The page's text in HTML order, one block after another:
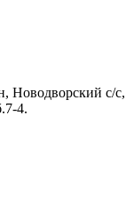
с/с,
4.